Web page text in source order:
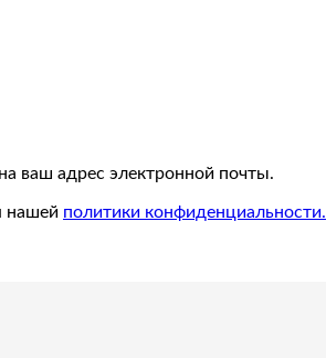
ваш адрес электронной почты.
нашей политики конфиденциальности.